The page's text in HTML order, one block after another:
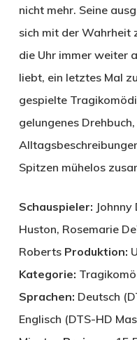
nicht mehr. Seine
sich mit der Wahrheit
die Uhr immer weiter
liebt, ein letztes Mal
gespielte
gelungenes
Spitzen mühelos
Schauspieler:
Huston, Rosemarie
Roberts Produktion:
Kategorie:
Sprachen: Deutsch
Englisch (DTS-HD